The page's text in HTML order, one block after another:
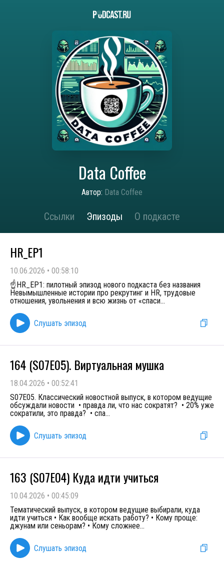
Data Coffee
Автор: Data Coffee
Ссылки Эпизоды О подкасте
HR_EP1
10.06.2026 • 00:58:10
☝️HR_EP1: пилотный эпизод нового подкаста без названия
Невымышленные истории про рекрутинг и HR, трудовые
отношения, увольнения и всю жизнь от «спаси...
Слушать эпизод
164 (S07E05). Виртуальная мушка
18.04.2026 • 00:52:41
S07E05. Классический новостной выпуск, в котором ведущие
обсуждали новости • правда ли, что нас сократят? • 20% уже
сократили, это правда? • спа...
Слушать эпизод
163 (S07E04) Куда идти учиться
10.04.2026 • 00:45:09
Тематический выпуск, в котором ведущие выбирали, куда
идти учиться • Как вообще искать работу? • Кому проще:
джунам или сеньорам? • Кому сложнее...
Слушать эпизод